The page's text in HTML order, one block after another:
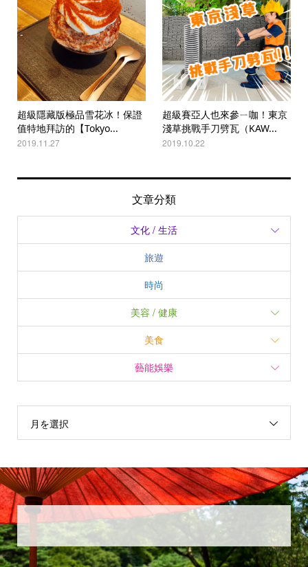
超級隱藏版極品雪花冰！保證
值特地拜訪的【Tokyo...
2019.11.27
超級賽亞人也來參ㄧ咖！東京
淺草挑戰手刀劈瓦（KAW...
2019.10.22
文章分類
文化 / 生活
旅遊
時尚
美容 / 健康
美食
藝能娛樂
月を選択